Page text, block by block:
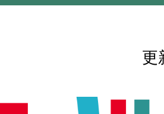
更